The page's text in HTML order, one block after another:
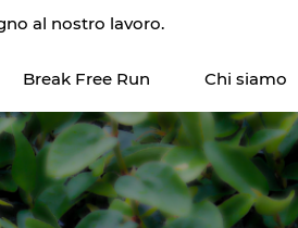
al nostro lavoro.
Break Free Run Chi siamo